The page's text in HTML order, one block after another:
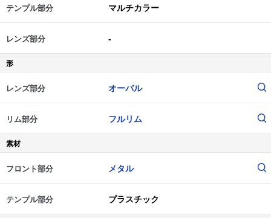
テンプル部分 マルチカラー
レンズ部分 -
形
レンズ部分 オーバル
リム部分 フルリム
素材
フロント部分 メタル
テンプル部分 プラスチック